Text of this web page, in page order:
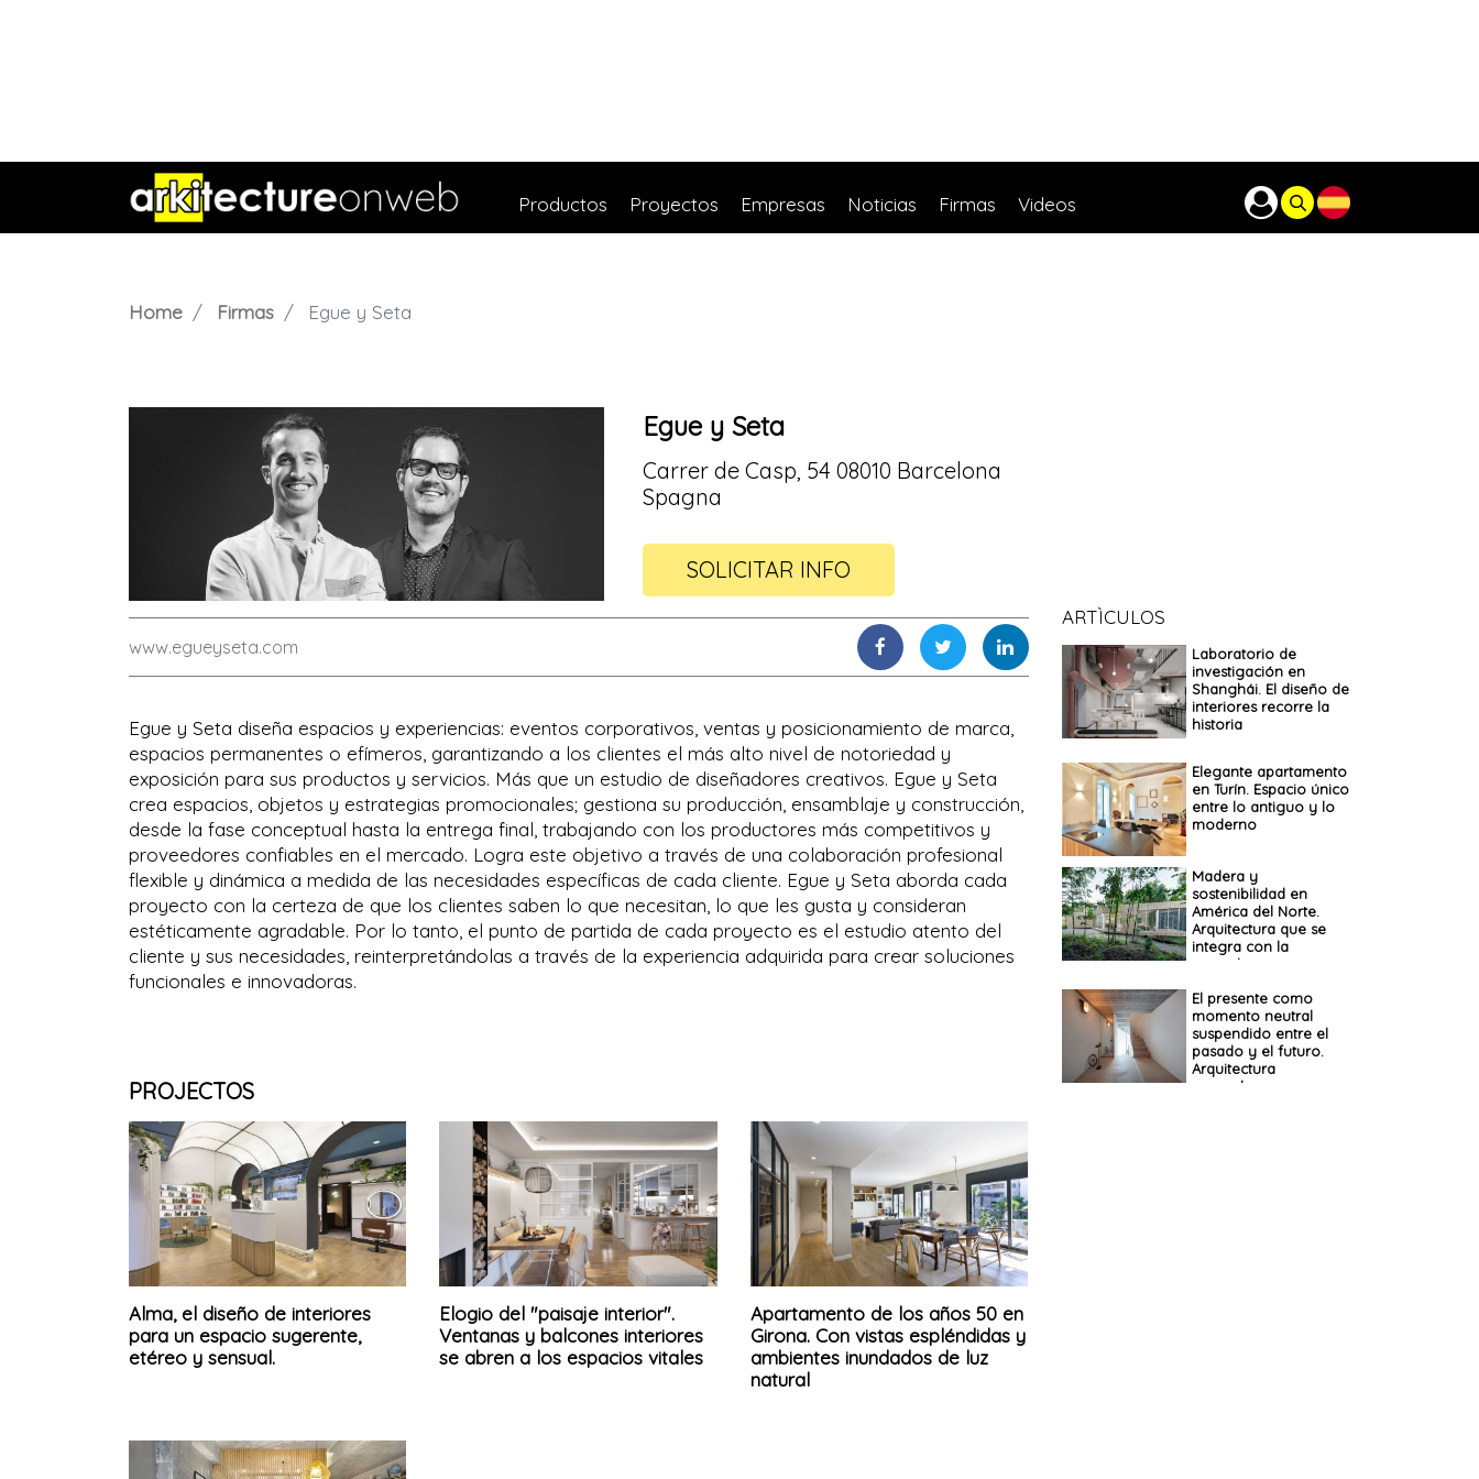
Productos Proyectos Empresas Noticias Firmas Videos
Home Firmas Egue y Seta
Egue y Seta
Carrer de Casp, 54 08010 Barcelona
Spagna
SOLICITAR INFO
www.egueyseta.com
Egue y Seta diseña espacios y experiencias: eventos corporativos, ventas y posicionamiento de marca,
espacios permanentes o efímeros, garantizando a los clientes el más alto nivel de notoriedad y
exposición para sus productos y servicios. Más que un estudio de diseñadores creativos. Egue y Seta
crea espacios, objetos y estrategias promocionales; gestiona su producción, ensamblaje y construcción,
desde la fase conceptual hasta la entrega final, trabajando con los productores más competitivos y
proveedores confiables en el mercado. Logra este objetivo a través de una colaboración profesional
flexible y dinámica a medida de las necesidades específicas de cada cliente. Egue y Seta aborda cada
proyecto con la certeza de que los clientes saben lo que necesitan, lo que les gusta y consideran
estéticamente agradable. Por lo tanto, el punto de partida de cada proyecto es el estudio atento del
cliente y sus necesidades, reinterpretándolas a través de la experiencia adquirida para crear soluciones
funcionales e innovadoras.
PROJECTOS
Alma, el diseño de interiores
para un espacio sugerente,
etéreo y sensual.
Elogio del "paisaje interior".
Ventanas y balcones interiores
se abren a los espacios vitales
Apartamento de los años 50 en
Girona. Con vistas espléndidas y
ambientes inundados de luz
natural
ARTÌCULOS
Laboratorio de
investigación en
Shanghái. El diseño de
interiores recorre la
historia
Elegante apartamento
en Turín. Espacio único
entre lo antiguo y lo
moderno
Madera y
sostenibilidad en
América del Norte.
Arquitectura que se
integra con la
naturaleza
El presente como
momento neutral
suspendido entre el
pasado y el futuro.
Arquitectura
evocadora en una